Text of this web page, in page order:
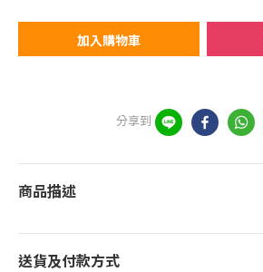
加入購物車
分享到
商品描述
送貨及付款方式